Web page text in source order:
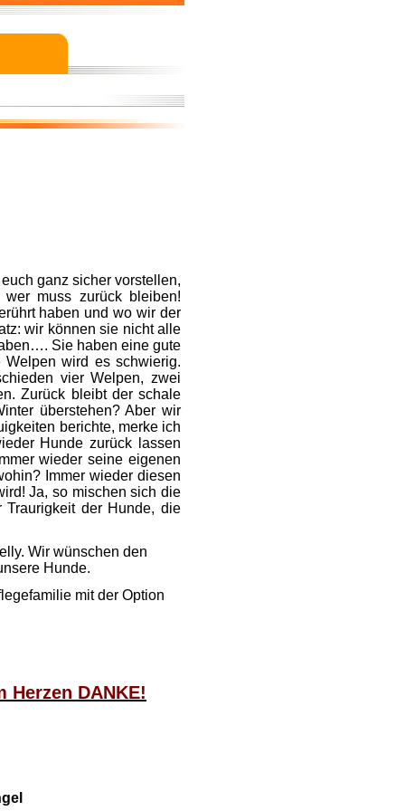
ganz sicher vorstellen,
muss zurück bleiben!
haben und wo wir der
wir können sie nicht alle
Sie haben eine gute
wird es schwierig.
vier Welpen, zwei
Zurück bleibt der schale
überstehen? Aber wir
berichte, merke ich
Hunde zurück lassen
wieder seine eigenen
Immer wieder diesen
Ja, so mischen sich die
der Hunde, die
Wir wünschen den
Hunde.
mit der Option
Herzen DANKE!